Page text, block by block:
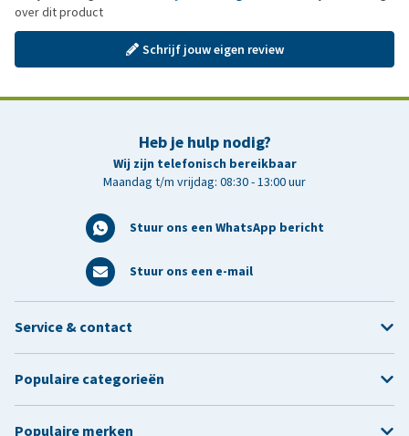
over dit product
Schrijf jouw eigen review
Heb je hulp nodig?
Wij zijn telefonisch bereikbaar
Maandag t/m vrijdag: 08:30 - 13:00 uur
Stuur ons een WhatsApp bericht
Stuur ons een e-mail
Service & contact
Populaire categorieën
Populaire merken